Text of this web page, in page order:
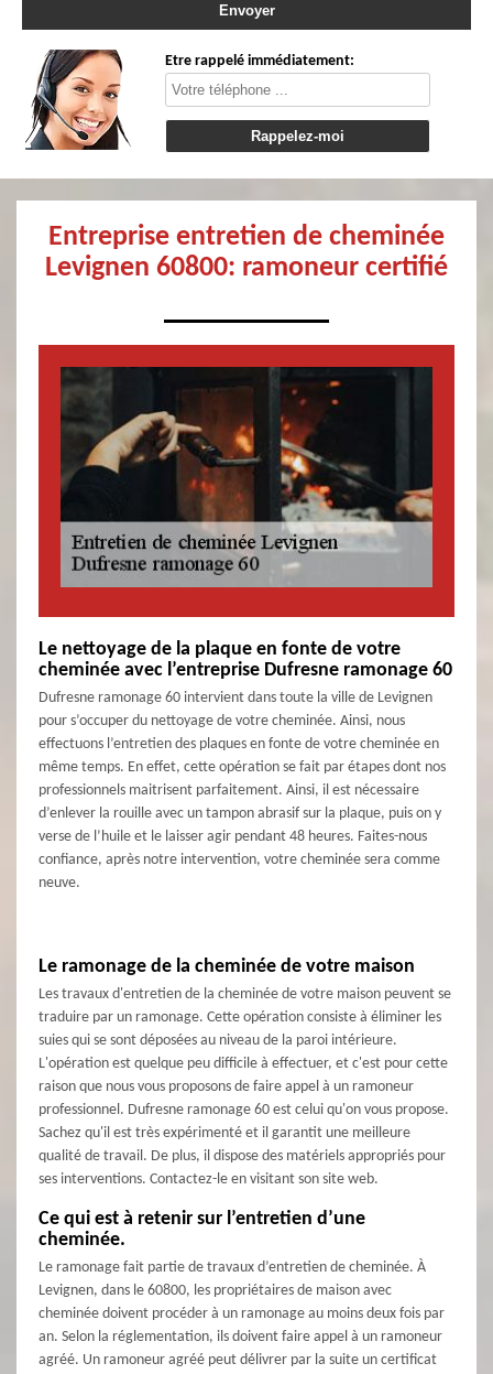
Etre rappelé immédiatement:
Entreprise entretien de cheminée
Levignen 60800: ramoneur certifié
Le nettoyage de la plaque en fonte de votre
cheminée avec l’entreprise Dufresne ramonage 60
Dufresne ramonage 60 intervient dans toute la ville de Levignen
pour s’occuper du nettoyage de votre cheminée. Ainsi, nous
effectuons l’entretien des plaques en fonte de votre cheminée en
même temps. En effet, cette opération se fait par étapes dont nos
professionnels maitrisent parfaitement. Ainsi, il est nécessaire
d’enlever la rouille avec un tampon abrasif sur la plaque, puis on y
verse de l’huile et le laisser agir pendant 48 heures. Faites-nous
confiance, après notre intervention, votre cheminée sera comme
neuve.
Le ramonage de la cheminée de votre maison
Les travaux d'entretien de la cheminée de votre maison peuvent se
traduire par un ramonage. Cette opération consiste à éliminer les
suies qui se sont déposées au niveau de la paroi intérieure.
L'opération est quelque peu difficile à effectuer, et c'est pour cette
raison que nous vous proposons de faire appel à un ramoneur
professionnel. Dufresne ramonage 60 est celui qu'on vous propose.
Sachez qu'il est très expérimenté et il garantit une meilleure
qualité de travail. De plus, il dispose des matériels appropriés pour
ses interventions. Contactez-le en visitant son site web.
Ce qui est à retenir sur l’entretien d’une
cheminée.
Le ramonage fait partie de travaux d’entretien de cheminée. À
Levignen, dans le 60800, les propriétaires de maison avec
cheminée doivent procéder à un ramonage au moins deux fois par
an. Selon la réglementation, ils doivent faire appel à un ramoneur
agréé. Un ramoneur agréé peut délivrer par la suite un certificat